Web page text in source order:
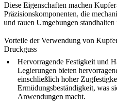
Diese Eigenschaften machen
Präzisionskomponenten, die
und rauen Umgebungen standhalten
Vorteile der Verwendung von
Druckguss
Hervorragende Festigkeit und
Legierungen bieten
einschließlich hoher
Ermüdungsbeständigkeit, was
Anwendungen macht.